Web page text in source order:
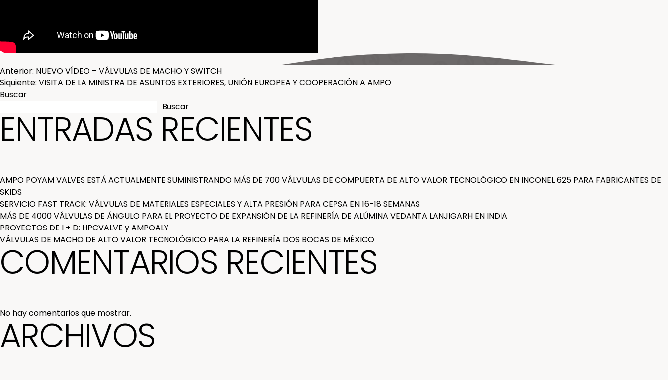
NAVEGACIÓN
DE
ENTRADAS
Anterior: NUEVO VÍDEO – VÁLVULAS DE MACHO Y SWITCH
Siquiente: VISITA DE LA MINISTRA DE ASUNTOS EXTERIORES, UNIÓN EUROPEA Y COOPERACIÓN A AMPO
Buscar
Buscar
ENTRADAS RECIENTES
AMPO POYAM VALVES ESTÁ ACTUALMENTE SUMINISTRANDO MÁS DE 700 VÁLVULAS DE COMPUERTA DE ALTO VALOR TECNOLÓGICO EN INCONEL 625 PARA FABRICANTES DE
SKIDS
SERVICIO FAST TRACK: VÁLVULAS DE MATERIALES ESPECIALES Y ALTA PRESIÓN PARA CEPSA EN 16-18 SEMANAS
MÁS DE 4000 VÁLVULAS DE ÁNGULO PARA EL PROYECTO DE EXPANSIÓN DE LA REFINERÍA DE ALÚMINA VEDANTA LANJIGARH EN INDIA
PROYECTOS DE I + D: HPCVALVE y AMPOALY
VÁLVULAS DE MACHO DE ALTO VALOR TECNOLÓGICO PARA LA REFINERÍA DOS BOCAS DE MÉXICO
COMENTARIOS RECIENTES
No hay comentarios que mostrar.
ARCHIVOS